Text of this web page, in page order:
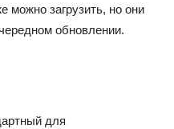
можно загрузить, но они
обновлении.
для